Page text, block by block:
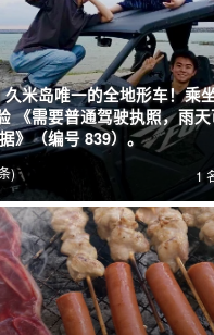
米岛唯一的全地形车！乘
《需要普通驾驶执照，雨
》（编号 839）。
1
)